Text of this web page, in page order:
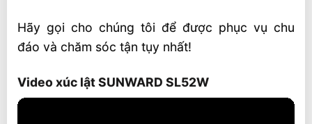
Hãy gọi cho chúng tôi để được phục vụ chu
đáo và chăm sóc tận tụy nhất!
Video xúc lật SUNWARD SL52W